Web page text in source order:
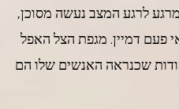
לרגע המצב נעשה מסוכן,
פעם דמיין. מגפת הצל האפל
שכנראה האנשים שלו הם